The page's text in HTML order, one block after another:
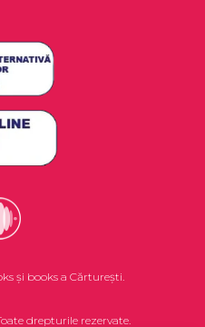
și books a Cărturești.
drepturile rezervate.